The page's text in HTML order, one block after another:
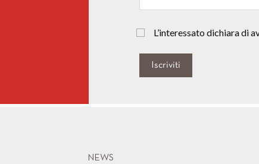
L’interessato dichiara di
Iscriviti
NEWS